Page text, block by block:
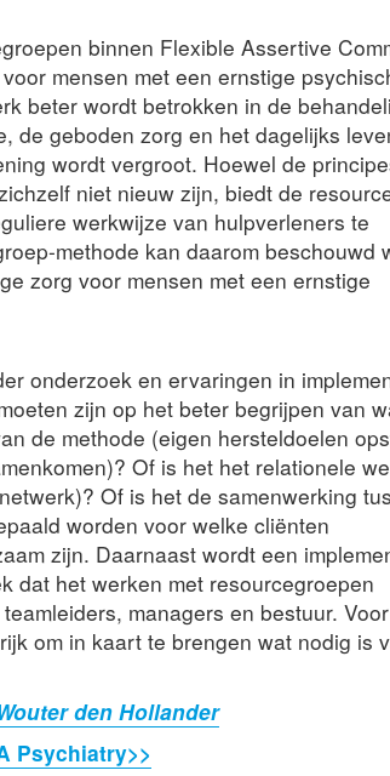
binnen Flexible Assertive
mensen met een ernstige
beter wordt betrokken in de
de geboden zorg en het dagelijks
wordt vergroot. Hoewel de
niet nieuw zijn, biedt de
werkwijze van hulpverleners te
methode kan daarom beschouwd
zorg voor mensen met een ernstige
onderzoek en ervaringen in
zijn op het beter begrijpen van
de methode (eigen hersteldoelen
Of is het het relationele
Of is het de samenwerking
worden voor welke cliënten
zijn. Daarnaast wordt een
dat het werken met resourcegroepen
managers en bestuur.
om in kaart te brengen wat nodig is
den Hollander
Psychiatry>>